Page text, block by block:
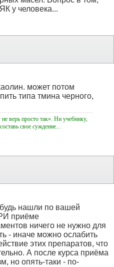
у человека...
может потом
типа тмина черного,
верь просто так». Ни учебнику,
свое суждение...
нашли по вашей
приёме
ничего не нужно для
- иначе можно ослабить
этих препаратов, что
А после курса приёма
но опять-таки - по-